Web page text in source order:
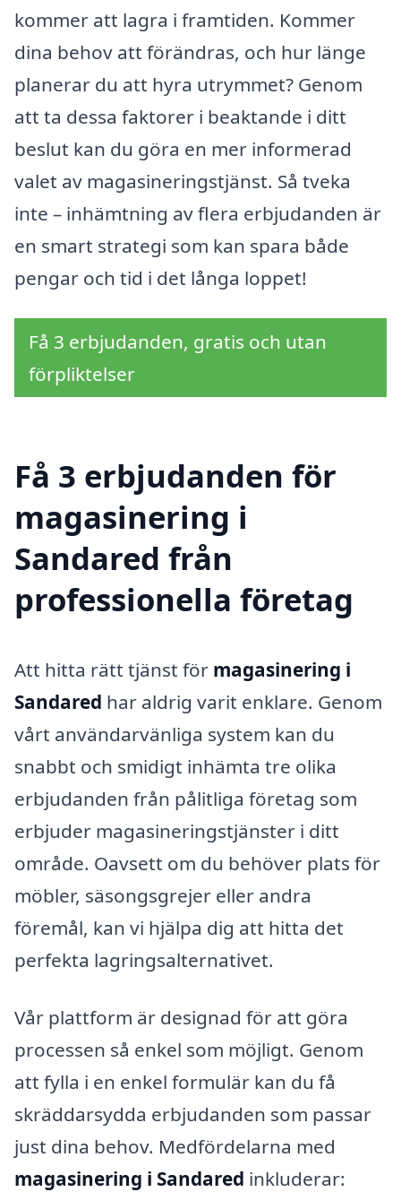
kommer att lagra i framtiden. Kommer
dina behov att förändras, och hur länge
planerar du att hyra utrymmet? Genom
att ta dessa faktorer i beaktande i ditt
beslut kan du göra en mer informerad
valet av magasineringstjänst. Så tveka
inte – inhämtning av flera erbjudanden är
en smart strategi som kan spara både
pengar och tid i det långa loppet!
Få 3 erbjudanden, gratis och utan
förpliktelser
Få 3 erbjudanden för
magasinering i
Sandared från
professionella företag
Att hitta rätt tjänst för magasinering i
Sandared har aldrig varit enklare. Genom
vårt användarvänliga system kan du
snabbt och smidigt inhämta tre olika
erbjudanden från pålitliga företag som
erbjuder magasineringstjänster i ditt
område. Oavsett om du behöver plats för
möbler, säsongsgrejer eller andra
föremål, kan vi hjälpa dig att hitta det
perfekta lagringsalternativet.
Vår plattform är designad för att göra
processen så enkel som möjligt. Genom
att fylla i en enkel formulär kan du få
skräddarsydda erbjudanden som passar
just dina behov. Medfördelarna med
magasinering i Sandared inkluderar: